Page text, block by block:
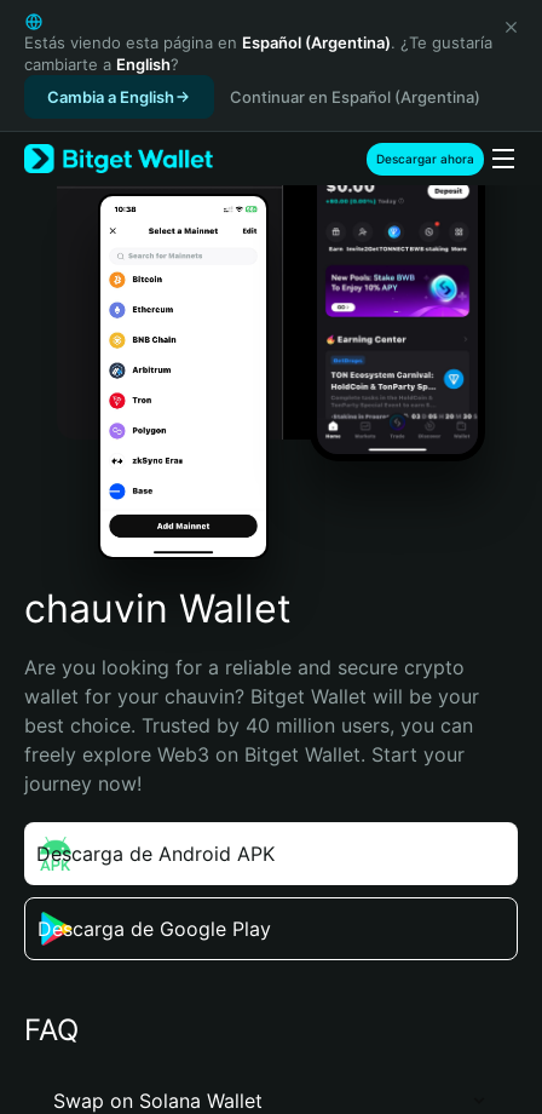
English
日本語
Tiếng Việt
Русский
Español (Latinoamérica)
Türkçe
Italiano
Português (Portugal)
Bahasa Indonesia
Português (Brasil)
Español (Argentina)
Estás viendo esta página en Español (Argentina). ¿Te gustaría
cambiarte a English?
Cambia a English
Continuar en Español (Argentina)
Descargar ahora
chauvin Wallet
Are you looking for a reliable and secure crypto
wallet for your chauvin? Bitget Wallet will be your
best choice. Trusted by 40 million users, you can
freely explore Web3 on Bitget Wallet. Start your
journey now!
Descarga de Android APK
Descarga de Google Play
FAQ
Swap on Solana Wallet